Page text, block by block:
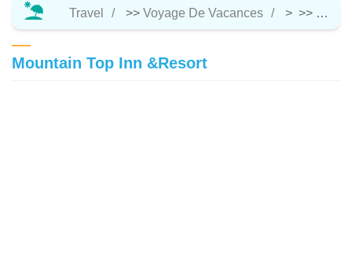
Travel >> Voyage De Vacances > >> Hôtel
Mountain Top Inn &Resort